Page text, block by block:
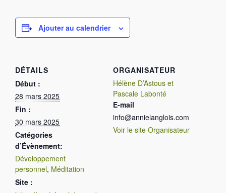
Ajouter au calendrier
DÉTAILS
Début :
28 mars 2025
Fin :
30 mars 2025
Catégories
d’Évènement:
Développement
personnel, Méditation
Site :
ORGANISATEUR
Hélène D’Astous et
Pascale Labonté
E-mail
info@annielanglois.com
Voir le site Organisateur